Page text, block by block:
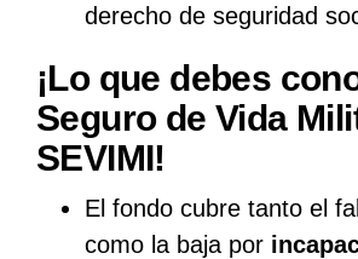
derecho de seguridad
¡Lo que debes
Seguro de Vida
SEVIMI!
El fondo cubre tanto el
como la baja por